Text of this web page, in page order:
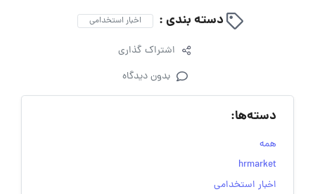
دسته بندی : اخبار استخدامی
اشتراک گذاری
بدون دیدگاه
دسته‌ها:
همه
hrmarket
اخبار استخدامی